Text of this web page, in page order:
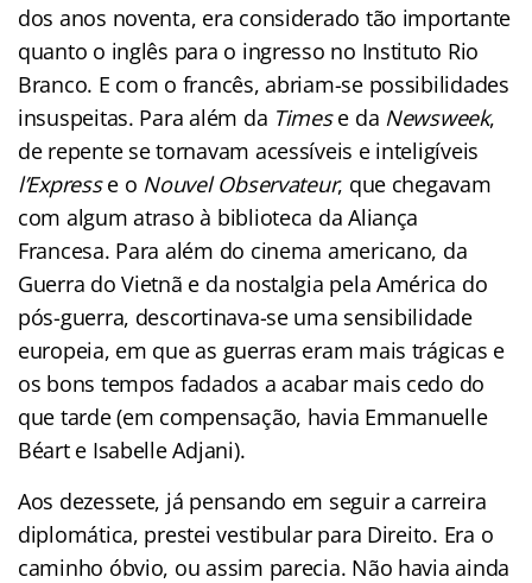
dos anos noventa, era considerado tão importante
quanto o inglês para o ingresso no Instituto Rio
Branco. E com o francês, abriam-se possibilidades
insuspeitas. Para além da Timese da Newsweek,
de repente se tornavam acessíveis e inteligíveis
l’Expresse o Nouvel Observateur, que chegavam
com algum atraso à biblioteca da Aliança
Francesa. Para além do cinema americano, da
Guerra do Vietnã e da nostalgia pela América do
pós-guerra, descortinava-se uma sensibilidade
europeia, em que as guerras eram mais trágicas e
os bons tempos fadados a acabar mais cedo do
que tarde (em compensação, havia Emmanuelle
Béart e Isabelle Adjani).
Aos dezessete, já pensando em seguir a carreira
diplomática, prestei vestibular para Direito. Era o
caminho óbvio, ou assim parecia. Não havia ainda